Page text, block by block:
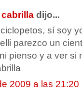
dijo...
sí soy
parezco un
pienso y a ver si
2009 a las 21:20